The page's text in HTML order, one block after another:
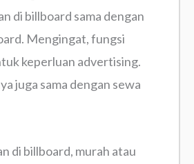
di billboard sama dengan
Mengingat, fungsi
keperluan advertising.
juga sama dengan sewa
di billboard, murah atau